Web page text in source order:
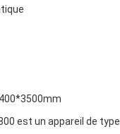
est un appareil de type